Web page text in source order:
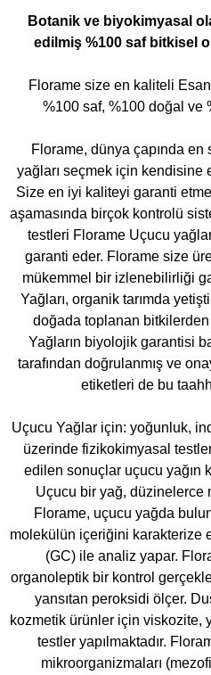
Botanik ve biyokimyasal
edilmiş %100 saf bitkisel
Florame size en kaliteli
%100 saf, %100 doğal ve
Florame, dünya çapında
yağları seçmek için kendisine
Size en iyi kaliteyi garanti
aşamasında birçok kontrolü
testleri Florame Uçucu
garanti eder. Florame size
mükemmel bir izlenebilirliği
Yağları, organik tarımda
doğada toplanan bitkilerden
Yağların biyolojik garantisi
tarafından doğrulanmış ve
etiketleri de bu
Uçucu Yağlar için: yoğunluk,
üzerinde fizikokimyasal
edilen sonuçlar uçucu yağın
Uçucu bir yağ, düzinelerce
Florame, uçucu yağda
molekülün içeriğini karakterize
(GC) ile analiz yapar.
organoleptik bir kontrol
yansıtan peroksidi ölçer.
kozmetik ürünler için viskozite,
testler yapılmaktadır.
mikroorganizmaları